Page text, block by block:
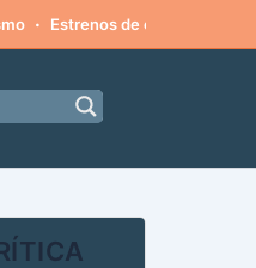
· Estrenos de cine